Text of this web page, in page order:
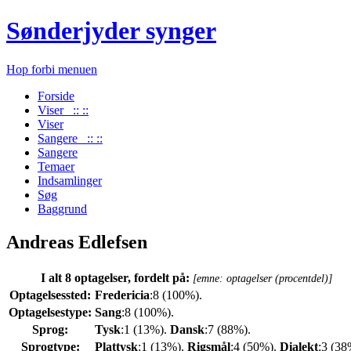
Sønderjyder synger
Hop forbi menuen
Forside
Viser :: ::
Viser
Sangere :: ::
Sangere
Temaer
Indsamlinger
Søg
Baggrund
Andreas Edlefsen
I alt 8 optagelser, fordelt på: [emne: optagelser (procentdel)]
Optagelsessted: Fredericia:8 (100%).
Optagelsestype: Sang:8 (100%).
Sprog:
Tysk:1 (13%). Dansk:7 (88%).
Sprogtype:
Plattysk:1 (13%). Rigsmål:4 (50%). Dialekt:3